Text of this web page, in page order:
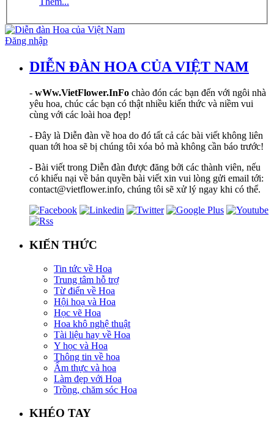
Đăng nhập
DIỄN ĐÀN HOA CỦA VIỆT NAM
- wWw.VietFlower.InFo chào đón các bạn đến với ngôi nhà
yêu hoa, chúc các bạn có thật nhiều kiến thức và niềm vui
cùng với các loài hoa đẹp!
- Đây là Diễn đàn về hoa do đó tất cả các bài viết không liên
quan tới hoa sẽ bị chúng tôi xóa bỏ mà không cần báo trước!
- Bài viết trong Diễn đàn được đăng bởi các thành viên, nếu
có khiếu nại về bản quyền bài viết xin vui lòng gửi email tới:
contact@vietflower.info, chúng tôi sẽ xử lý ngay khi có thể.
KIẾN THỨC
Tin tức về Hoa
Trung tâm hỗ trợ
Từ điển về Hoa
Hội hoạ và Hoa
Học vẽ Hoa
Hoa khô nghệ thuật
Tài liệu hay về Hoa
Y học và Hoa
Thông tin về hoa
Ẩm thực và hoa
Làm đẹp với Hoa
Trồng, chăm sóc Hoa
KHÉO TAY